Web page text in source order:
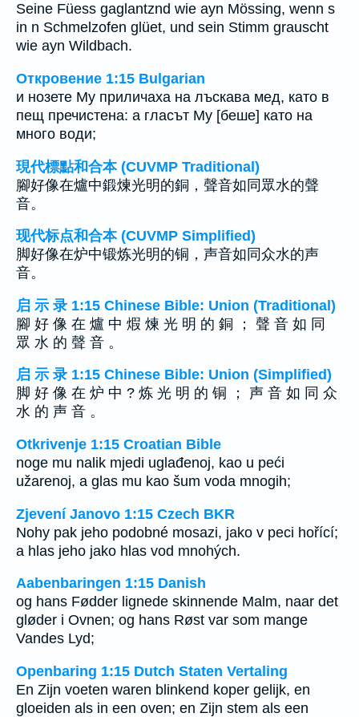
Seine Füess gaglantznd wie ayn Mössing, wenn s
in n Schmelzofen glüet, und sein Stimm grauscht
wie ayn Wildbach.
Откровение 1:15 Bulgarian
и нозете Му приличаха на лъскава мед, като в
пещ пречистена: а гласът Му [беше] като на
много води;
現代標點和合本 (CUVMP Traditional)
腳好像在爐中鍛煉光明的銅，聲音如同眾水的聲
音。
现代标点和合本 (CUVMP Simplified)
脚好像在炉中锻炼光明的铜，声音如同众水的声
音。
启 示 录 1:15 Chinese Bible: Union (Traditional)
腳 好 像 在 爐 中 煆 煉 光 明 的 銅 ； 聲 音 如 同
眾 水 的 聲 音 。
启 示 录 1:15 Chinese Bible: Union (Simplified)
脚 好 像 在 炉 中 ? 炼 光 明 的 铜 ； 声 音 如 同 众
水 的 声 音 。
Otkrivenje 1:15 Croatian Bible
noge mu nalik mjedi uglađenoj, kao u peći
užarenoj, a glas mu kao šum voda mnogih;
Zjevení Janovo 1:15 Czech BKR
Nohy pak jeho podobné mosazi, jako v peci hořící;
a hlas jeho jako hlas vod mnohých.
Aabenbaringen 1:15 Danish
og hans Fødder lignede skinnende Malm, naar det
gløder i Ovnen; og hans Røst var som mange
Vandes Lyd;
Openbaring 1:15 Dutch Staten Vertaling
En Zijn voeten waren blinkend koper gelijk, en
gloeiden als in een oven; en Zijn stem als een